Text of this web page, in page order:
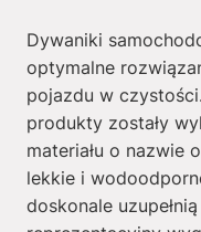
Dywaniki
optymalne
pojazdu w
produkty zostały
materiału o nazwie
lekkie i
doskonale